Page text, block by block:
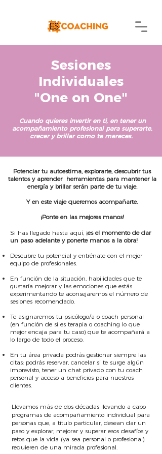
Sesiones
Individuales
"One on One"
Cuando quieres invertir en ti, en tener un
acompañamiento profesional para superarte,
crecer y brillar como te mereces.
Potenciar tu autoestima, explorarte, descubrir tus
talentos y aprender herramientas para mantener la
energía y brillar serán parte de tu viaje.
Y en este viaje queremos acompañarte.
¡Ponte en las mejores manos!
Si has llegado hasta aquí, ¡es el momento de dar
un paso adelante y ponerte manos a la obra!
Descubre tu potencial y entrénate con el mejor
equipo de profesionales.
En función de la situación, habilidades que te
gustaría mejorar y las emociones que estás
experimentando te aconsejaremos el número de
sesiones recomendado.
Te asignaremos tu psicólogo/a o coach personal
(en función de si es terapia o coaching lo que
mejor encaja para tu caso) que te acompañará a
lo largo de todo el proceso.
En tu área privada podrás gestionar siempre las
citas: podrás reservar, cancelar si te surge algún
imprevisto, tener un chat privado con tu coach
personal y acceso a beneficios para nuestros
clientes.
Llevamos más de dos décadas llevando a cabo
programas de acompañamiento individual para
personas que, a título particular, desean dar un
paso y explorar, mejorar y superar esos desafíos y
retos que la vida (ya sea personal o profesional)
requieren de una mirada profesional.